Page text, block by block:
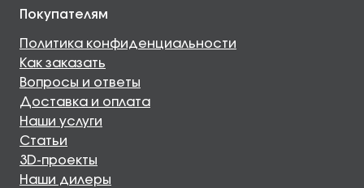
Покупателям
Политика конфиденциальности
Как заказать
Вопросы и ответы
Доставка и оплата
Наши услуги
Статьи
3D-проекты
Наши дилеры